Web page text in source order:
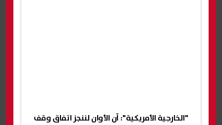
"الخارجية الأمريكية": آن الأوان لننجز اتفاق وقف